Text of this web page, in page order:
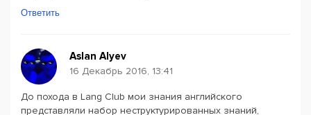
Ответить
Aslan Alyev
16 Декабрь 2016, 13:41
До похода в Lang Club мои знания английского
представляли набор неструктурированных знаний,